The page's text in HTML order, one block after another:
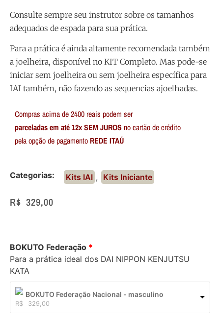
Consulte sempre seu instrutor sobre os tamanhos
adequados de espada para sua prática.
Para a prática é ainda altamente recomendada também
a joelheira, disponível no KIT Completo. Mas pode-se
iniciar sem joelheira ou sem joelheira específica para
IAI também, não fazendo as sequencias ajoelhadas.
Compras acima de 2400 reais podem ser
parceladas em até 12x SEM JUROS no cartão de crédito
pela opção de pagamento REDE ITAÚ
Categorias: Kits IAI , Kits Iniciante
R$ 329,00
BOKUTO Federação
Para a prática ideal dos DAI NIPPON KENJUTSU
KATA
BOKUTO Federação Nacional - masculino
R$ 329,00